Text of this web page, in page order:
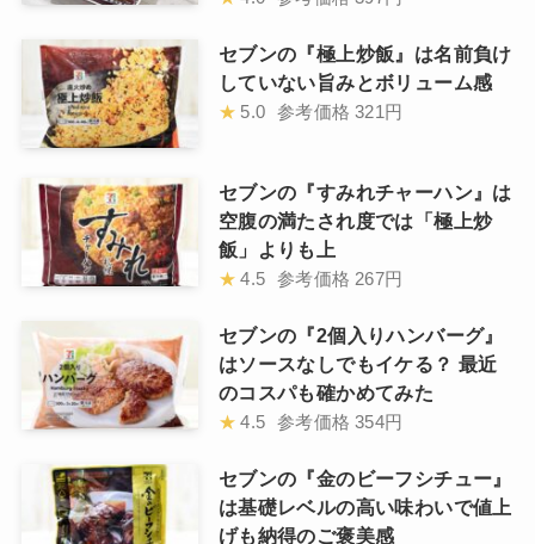
セブンの『極上炒飯』は名前負け
していない旨みとボリューム感
★ 5.0 参考価格 321円
セブンの『すみれチャーハン』は
空腹の満たされ度では「極上炒
飯」よりも上
★ 4.5 参考価格 267円
セブンの『2個入りハンバーグ』
はソースなしでもイケる？ 最近
のコスパも確かめてみた
★ 4.5 参考価格 354円
セブンの『金のビーフシチュー』
は基礎レベルの高い味わいで値上
げも納得のご褒美感